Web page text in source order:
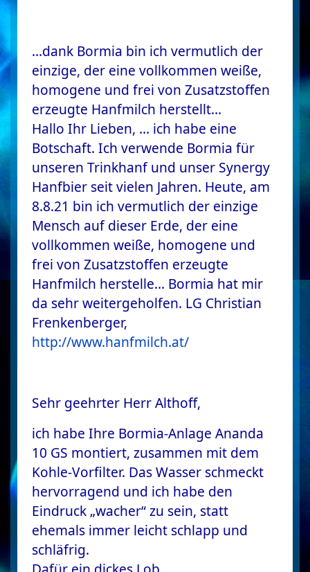
…dank Bormia bin ich vermutlich der
einzige, der eine vollkommen weiße,
homogene und frei von Zusatzstoffen
erzeugte Hanfmilch herstellt…
Hallo Ihr Lieben, … ich habe eine
Botschaft. Ich verwende Bormia für
unseren Trinkhanf und unser Synergy
Hanfbier seit vielen Jahren. Heute, am
8.8.21 bin ich vermutlich der einzige
Mensch auf dieser Erde, der eine
vollkommen weiße, homogene und
frei von Zusatzstoffen erzeugte
Hanfmilch herstelle… Bormia hat mir
da sehr weitergeholfen. LG Christian
Frenkenberger,
http://www.hanfmilch.at/
Sehr geehrter Herr Althoff,
ich habe Ihre Bormia-Anlage Ananda
10 GS montiert, zusammen mit dem
Kohle-Vorfilter. Das Wasser schmeckt
hervorragend und ich habe den
Eindruck „wacher“ zu sein, statt
ehemals immer leicht schlapp und
schläfrig.